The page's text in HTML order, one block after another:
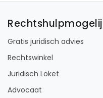
Gratis juridisch advies
Rechtswinkel
Juridisch Loket
Advocaat